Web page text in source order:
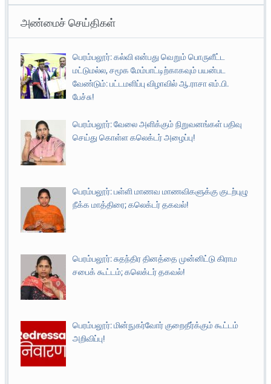
அண்மைச் செய்திகள்
பெரம்பலூர்: கல்வி என்பது வெறும் பொருளீட்ட
மட்டுமல்ல, சமூக மேம்பாட்டிற்காகவும் பயன்பட
வேண்டும்: பட்டமளிப்பு விழாவில் ஆ.ராசா எம்.பி.
பேச்சு!
பெரம்பலூர்: வேலை அளிக்கும் நிறுவனங்கள் பதிவு
செய்து கொள்ள கலெக்டர் அழைப்பு!
பெரம்பலூர்: பள்ளி மாணவ மாணவிகளுக்கு குடற்புழு
நீக்க மாத்திரை; கலெக்டர் தகவல்!
பெரம்பலூர்: சுதந்திர தினத்தை முன்னிட்டு கிராம
சபைக் கூட்டம்; கலெக்டர் தகவல்!
பெரம்பலூர்: மின்நுகர்வோர் குறைதீர்க்கும் கூட்டம்
அறிவிப்பு!